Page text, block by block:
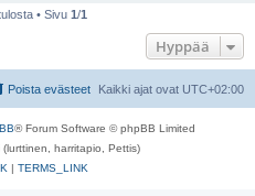
• Sivu 1/1
Hyppää
Kaikki ajat ovat UTC+02:00
Poista evästeet
® Forum Software © phpBB Limited
harritapio, Pettis)
| TERMS_LINK